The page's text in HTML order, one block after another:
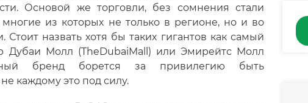
Основой же торговли, без сомнения стали
из которых не только в регионе, но и во
назвать хотя бы таких гигантов как самый
Дубаи Молл (TheDubaiMall) или Эмирейтс Молл
бренд борется за привилегию быть
каждому это под силу.